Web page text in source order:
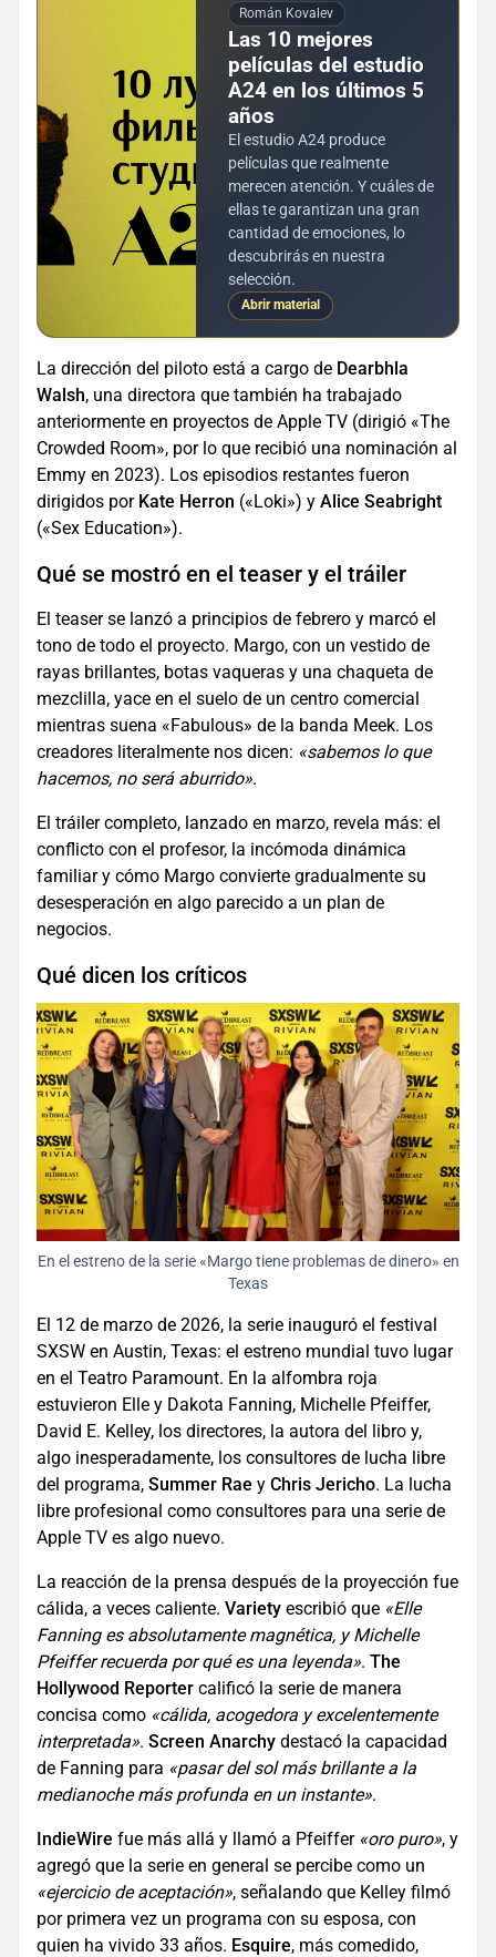
Román Kovalev
Las 10 mejores
películas del estudio
A24 en los últimos 5
años
El estudio A24 produce
películas que realmente
merecen atención. Y cuáles de
ellas te garantizan una gran
cantidad de emociones, lo
descubrirás en nuestra
selección.
Abrir material
La dirección del piloto está a cargo de Dearbhla
Walsh, una directora que también ha trabajado
anteriormente en proyectos de Apple TV (dirigió «The
Crowded Room», por lo que recibió una nominación al
Emmy en 2023). Los episodios restantes fueron
dirigidos por Kate Herron («Loki») y Alice Seabright
(«Sex Education»).
Qué se mostró en el teaser y el tráiler
El teaser se lanzó a principios de febrero y marcó el
tono de todo el proyecto. Margo, con un vestido de
rayas brillantes, botas vaqueras y una chaqueta de
mezclilla, yace en el suelo de un centro comercial
mientras suena «Fabulous» de la banda Meek. Los
creadores literalmente nos dicen: «sabemos lo que
hacemos, no será aburrido».
El tráiler completo, lanzado en marzo, revela más: el
conflicto con el profesor, la incómoda dinámica
familiar y cómo Margo convierte gradualmente su
desesperación en algo parecido a un plan de
negocios.
Qué dicen los críticos
En el estreno de la serie «Margo tiene problemas de dinero» en
Texas
El 12 de marzo de 2026, la serie inauguró el festival
SXSW en Austin, Texas: el estreno mundial tuvo lugar
en el Teatro Paramount. En la alfombra roja
estuvieron Elle y Dakota Fanning, Michelle Pfeiffer,
David E. Kelley, los directores, la autora del libro y,
algo inesperadamente, los consultores de lucha libre
del programa, Summer Rae y Chris Jericho. La lucha
libre profesional como consultores para una serie de
Apple TV es algo nuevo.
La reacción de la prensa después de la proyección fue
cálida, a veces caliente. Variety escribió que «Elle
Fanning es absolutamente magnética, y Michelle
Pfeiffer recuerda por qué es una leyenda». The
Hollywood Reporter calificó la serie de manera
concisa como «cálida, acogedora y excelentemente
interpretada». Screen Anarchy destacó la capacidad
de Fanning para «pasar del sol más brillante a la
medianoche más profunda en un instante».
IndieWire fue más allá y llamó a Pfeiffer «oro puro», y
agregó que la serie en general se percibe como un
«ejercicio de aceptación», señalando que Kelley filmó
por primera vez un programa con su esposa, con
quien ha vivido 33 años. Esquire, más comedido,